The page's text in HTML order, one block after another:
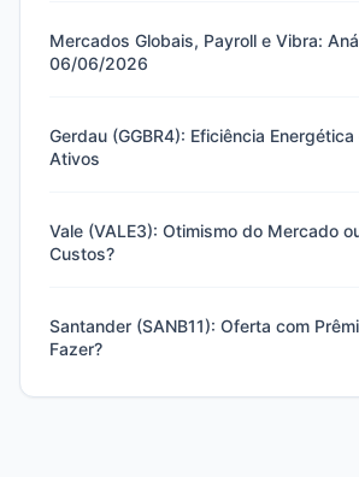
Mercados Globais, Payroll e Vibra:
06/06/2026
Gerdau (GGBR4): Eficiência
Ativos
Vale (VALE3): Otimismo do Mercado
Custos?
Santander (SANB11): Oferta com
Fazer?